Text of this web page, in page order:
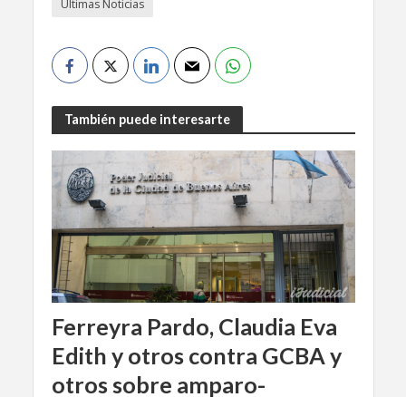
Últimas Noticias
También puede interesarte
Ferreyra Pardo, Claudia Eva
Edith y otros contra GCBA y
otros sobre amparo-